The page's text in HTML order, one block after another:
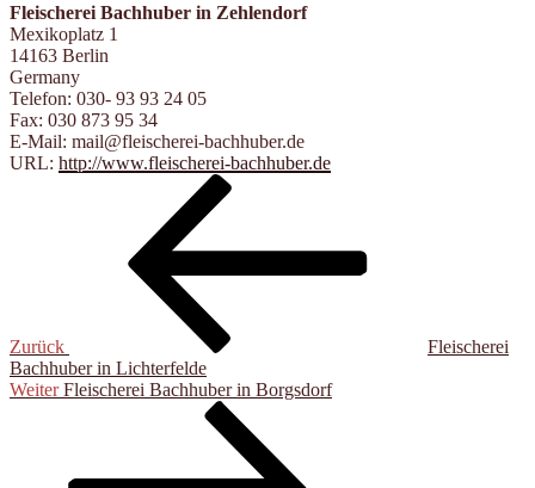
Fleischerei Bachhuber in Zehlendorf
Mexikoplatz 1
14163 Berlin
Germany
Telefon: 030- 93 93 24 05
Fax: 030 873 95 34
E-Mail: mail@fleischerei-bachhuber.de
URL: http://www.fleischerei-bachhuber.de
Beitragsnavigation
Zurück
Fleischerei
Bachhuber in Lichterfelde
Nächster
Weiter Fleischerei Bachhuber in Borgsdorf